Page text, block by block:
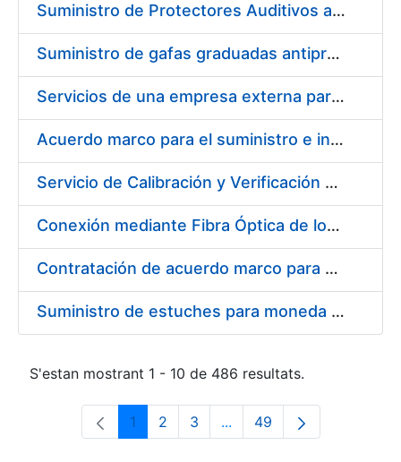
Suministro de Protectores Auditivos a medida para las personas trabajadoras de los Centros de Trabajo de Madrid y Burgos
Suministro de gafas graduadas antiproyecciones para los trabajadores de la FNMT-RCM en los centros de trabajo de Madrid y Burgos
Servicios de una empresa externa para el asesoramiento y resolución de los recursos de alzada que se presentan relacionados con procesos de selección para la FNMT-RCM
Acuerdo marco para el suministro e instalación de persianas, estores y otros complementos
Servicio de Calibración y Verificación Externa de los Equipos de Medición del Servicio de Prevención de la FNMT-RCM
Conexión mediante Fibra Óptica de los Centros de Proceso de Datos (CPDs) de las sedes de la FNMT-RCM de Burgos y Madrid
Contratación de acuerdo marco para el Suministro de Material de Electricidad para la Fábrica Nacional de Moneda y Timbre-Real Casa de la Moneda en su centro de trabajo de Burgos
Suministro de estuches para moneda de 30 €
S'estan mostrant 1 - 10 de 486 resultats.
Pàgina
1 Pàgina
2 Pàgina
3 ...Pàgines intermèdies
Pàgina
49